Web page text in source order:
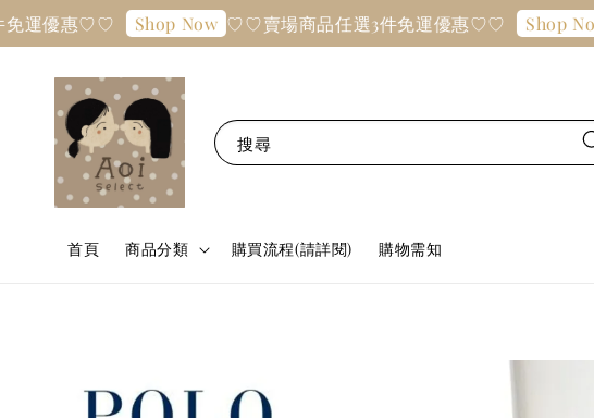
運優惠♡♡ Shop Now ♡♡賣場商品任選3件免運優惠♡♡ Shop Now
搜尋
首頁 商品分類 購買流程(請詳閱) 購物需知